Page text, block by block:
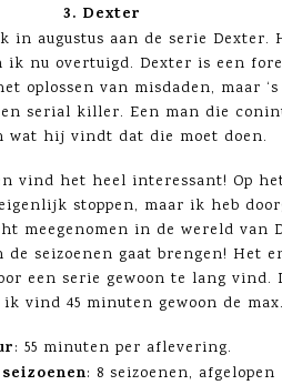
3. Dexter
augustus aan de serie Dexter.
ik nu overtuigd. Dexter is een
oplossen van misdaden, maar
serial killer. Een man die
wat hij vindt dat die moet doen.
vind het heel interessant! Op
stoppen, maar ik heb
meegenomen in de wereld van
seizoenen gaat brengen! Het
een serie gewoon te lang
vind 45 minuten gewoon de max.
: 55 minuten per aflevering.
: 8 seizoenen, afgelopen